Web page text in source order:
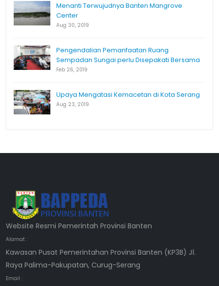
Menanti Terwujudnya Banten Mangrove
Center
Aug 30, 2019
Pengendalian Pemanfaatan Ruang
Sempadan Sungai perlu Disepakati Bersama
Feb 26, 2019
Upaya Mengatasi Kemacetan di Kota Serang
Aug 23, 2019
Website Resmi Pemerintah Provinsi Banten
Alamat :
Kawasan Pusat Pemerintahan Provinsi Banten (KP3B) Jl.
Raya Palima-Pakupatan, Curug-Serang
Email :